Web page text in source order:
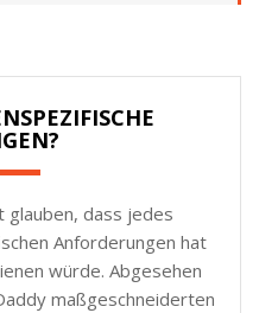
glauben, dass jedes
Anforderungen hat
würde. Abgesehen
maßgeschneiderten